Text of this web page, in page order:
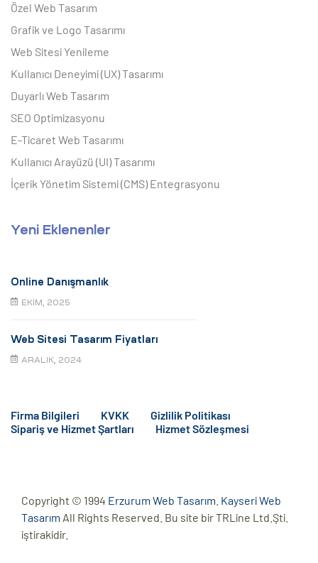
Özel Web Tasarım
Grafik ve Logo Tasarımı
Web Sitesi Yenileme
Kullanıcı Deneyimi (UX) Tasarımı
Duyarlı Web Tasarım
SEO Optimizasyonu
E-Ticaret Web Tasarımı
Kullanıcı Arayüzü (UI) Tasarımı
İçerik Yönetim Sistemi (CMS) Entegrasyonu
Yeni Eklenenler
Online Danışmanlık
EKIM, 2025
Web Sitesi Tasarım Fiyatları
ARALIK, 2024
Firma Bilgileri KVKK
Gizlilik Politikası
Sipariş ve Hizmet Şartları
Hizmet Sözleşmesi
Copyright © 1994 Erzurum Web Tasarım Kayseri Web
Tasarım All Rights Reserved. Bu site bir TRLine Ltd.Şti.
iştirakidir.